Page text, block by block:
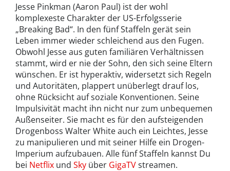
Jesse Pinkman (Aaron Paul) ist der wohl
komplexeste Charakter der US-Erfolgsserie
„Breaking Bad“. In den fünf Staffeln gerät sein
Leben immer wieder schleichend aus den Fugen.
Obwohl Jesse aus guten familiären Verhältnissen
stammt, wird er nie der Sohn, den sich seine Eltern
wünschen. Er ist hyperaktiv, widersetzt sich Regeln
und Autoritäten, plappert unüberlegt drauf los,
ohne Rücksicht auf soziale Konventionen. Seine
Impulsivität macht ihn nicht nur zum unbequemen
Außenseiter. Sie macht es für den aufsteigenden
Drogenboss Walter White auch ein Leichtes, Jesse
zu manipulieren und mit seiner Hilfe ein Drogen-
Imperium aufzubauen. Alle fünf Staffeln kannst Du
bei Netflix und Sky über GigaTVstreamen.